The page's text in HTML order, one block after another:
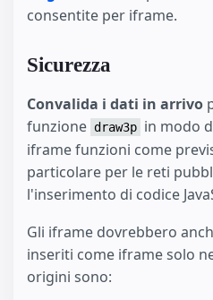
consentite per iframe.
Sicurezza
Convalida i dati in arrivo
funzione draw3p in modo
iframe funzioni come
particolare per le reti
l'inserimento di codice
Gli iframe dovrebbero
inseriti come iframe solo
origini sono: